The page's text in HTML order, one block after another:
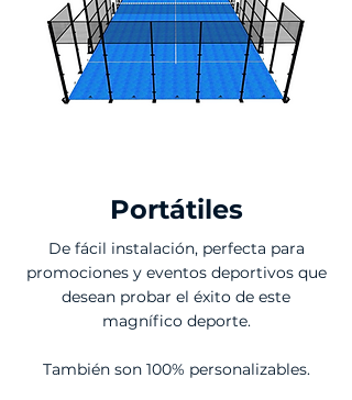
Portátiles
De fácil instalación, perfecta para
promociones y eventos deportivos que
desean probar el éxito de este
magnífico deporte.
También son 100% personalizables.